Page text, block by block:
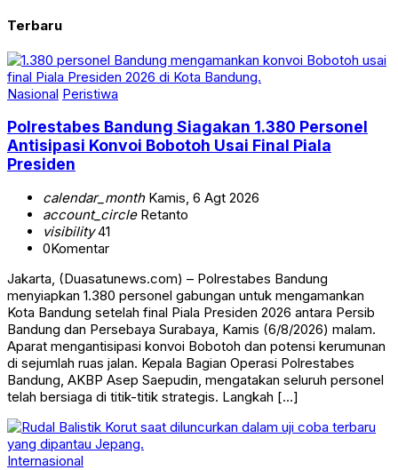
Terbaru
Nasional Peristiwa
Polrestabes Bandung Siagakan 1.380 Personel
Antisipasi Konvoi Bobotoh Usai Final Piala
Presiden
calendar_monthKamis, 6 Agt 2026
account_circleRetanto
visibility41
0Komentar
Jakarta, (Duasatunews.com) – Polrestabes Bandung
menyiapkan 1.380 personel gabungan untuk mengamankan
Kota Bandung setelah final Piala Presiden 2026 antara Persib
Bandung dan Persebaya Surabaya, Kamis (6/8/2026) malam.
Aparat mengantisipasi konvoi Bobotoh dan potensi kerumunan
di sejumlah ruas jalan. Kepala Bagian Operasi Polrestabes
Bandung, AKBP Asep Saepudin, mengatakan seluruh personel
telah bersiaga di titik-titik strategis. Langkah […]
Internasional